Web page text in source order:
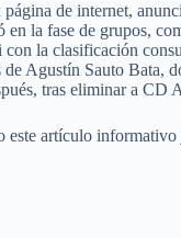
de internet,
en la fase de grupos,
la clasificación
de Agustín Sauto Bata,
tras eliminar a
este artículo